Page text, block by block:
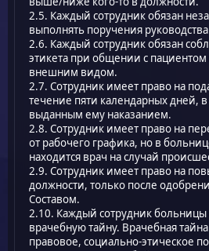
2.5. Каждый сотрудник обязан
выполнять поручения
2.6. Каждый сотрудник обязан
этикета при общении с пациентом
внешним видом.
2.7. Сотрудник имеет право на
течение пяти календарных дней, в
выданным ему наказанием.
2.8. Сотрудник имеет право на
от рабочего графика, но в
находится врач на случай
2.9. Сотрудник имеет право на
должности, только после
Составом.
2.10. Каждый сотрудник больницы
врачебную тайну. Врачебная
правовое, социально-этическое